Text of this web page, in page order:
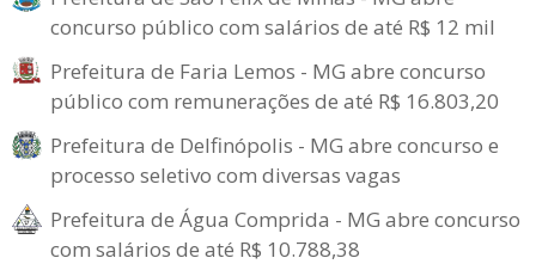
concurso público com salários de até R$ 12 mil
Prefeitura de Faria Lemos - MG abre concurso
público com remunerações de até R$ 16.803,20
Prefeitura de Delfinópolis - MG abre concurso e
processo seletivo com diversas vagas
Prefeitura de Água Comprida - MG abre concurso
com salários de até R$ 10.788,38